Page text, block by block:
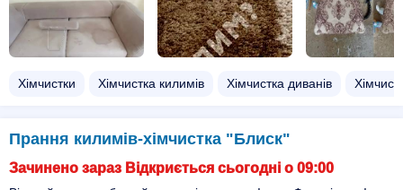
Хімчистки Хімчистка килимів Хімчистка диванів
Прання килимів-хімчистка "Блиск"
Зачинено зараз Відкриється сьогодні о 09:00